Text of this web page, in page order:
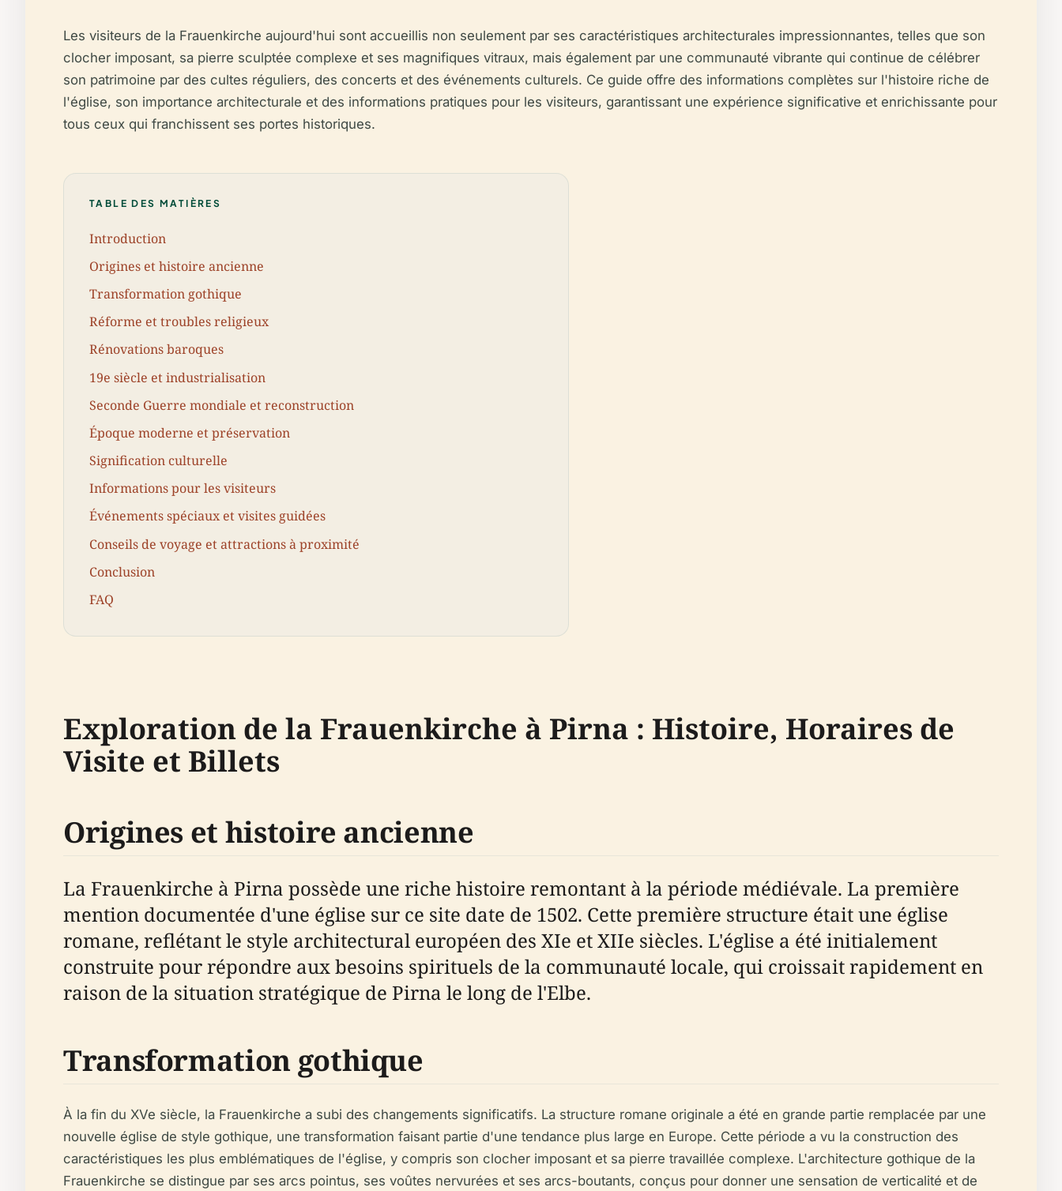
Les visiteurs de la Frauenkirche aujourd'hui sont accueillis non seulement par ses caractéristiques architecturales impressionnantes, telles que son
clocher imposant, sa pierre sculptée complexe et ses magnifiques vitraux, mais également par une communauté vibrante qui continue de célébrer
son patrimoine par des cultes réguliers, des concerts et des événements culturels. Ce guide offre des informations complètes sur l'histoire riche de
l'église, son importance architecturale et des informations pratiques pour les visiteurs, garantissant une expérience significative et enrichissante pour
tous ceux qui franchissent ses portes historiques.
TABLE DES MATIÈRES
Introduction
Origines et histoire ancienne
Transformation gothique
Réforme et troubles religieux
Rénovations baroques
19e siècle et industrialisation
Seconde Guerre mondiale et reconstruction
Époque moderne et préservation
Signification culturelle
Informations pour les visiteurs
Événements spéciaux et visites guidées
Conseils de voyage et attractions à proximité
Conclusion
FAQ
Exploration de la Frauenkirche à Pirna : Histoire, Horaires de
Visite et Billets
Origines et histoire ancienne
La Frauenkirche à Pirna possède une riche histoire remontant à la période médiévale. La première
mention documentée d'une église sur ce site date de 1502. Cette première structure était une église
romane, reflétant le style architectural européen des XIe et XIIe siècles. L'église a été initialement
construite pour répondre aux besoins spirituels de la communauté locale, qui croissait rapidement en
raison de la situation stratégique de Pirna le long de l'Elbe.
Transformation gothique
À la fin du XVe siècle, la Frauenkirche a subi des changements significatifs. La structure romane originale a été en grande partie remplacée par une
nouvelle église de style gothique, une transformation faisant partie d'une tendance plus large en Europe. Cette période a vu la construction des
caractéristiques les plus emblématiques de l'église, y compris son clocher imposant et sa pierre travaillée complexe. L'architecture gothique de la
Frauenkirche se distingue par ses arcs pointus, ses voûtes nervurées et ses arcs-boutants, conçus pour donner une sensation de verticalité et de